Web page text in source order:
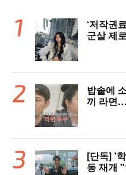
‘저작권
군살 제
밥솥에
끼 라면…
[단독] '
동 재개